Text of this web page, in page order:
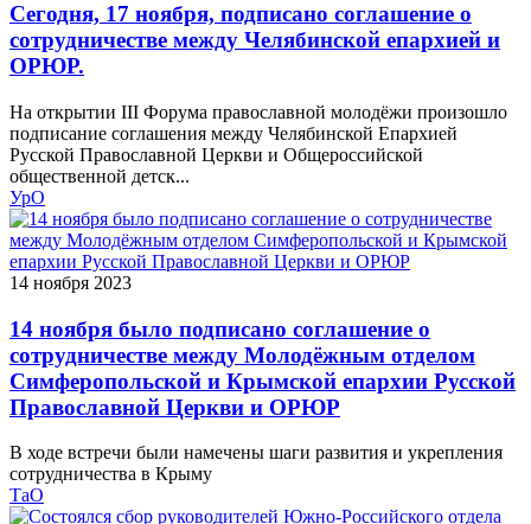
Сегодня, 17 ноября, подписано соглашение о
сотрудничестве между Челябинской епархией и
ОРЮР.
На открытии III Форума православной молодёжи произошло
подписание соглашения между Челябинской Епархией
Русской Православной Церкви и Общероссийской
общественной детск...
УрО
14 ноября 2023
14 ноября было подписано соглашение о
сотрудничестве между Молодёжным отделом
Симферопольской и Крымской епархии Русской
Православной Церкви и ОРЮР
В ходе встречи были намечены шаги развития и укрепления
сотрудничества в Крыму
ТаО